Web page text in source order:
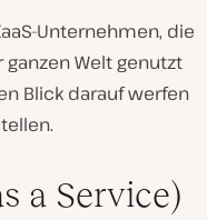
Unternehmen, die
Welt genutzt
Blick darauf werfen
a Service)